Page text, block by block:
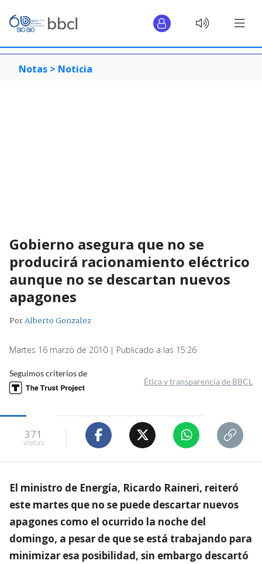
Notas > Noticia
Gobierno asegura que no se
producirá racionamiento eléctrico
aunque no se descartan nuevos
apagones
PorAlberto Gonzalez
Martes 16 marzo de 2010 | Publicado a las 15:26
Seguimos criterios de
Ética y transparencia de BBCL
371
visitas
El ministro de Energía, Ricardo Raineri, reiteró
este martes que no se puede descartar nuevos
apagones como el ocurrido la noche del
domingo, a pesar de que se está trabajando para
minimizar esa posibilidad, sin embargo descartó